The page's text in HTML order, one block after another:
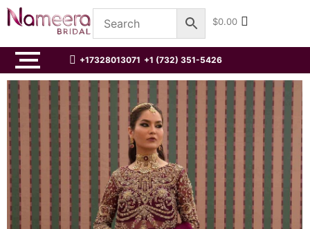
$0.00
+17328013071 +1 (732) 351-5426